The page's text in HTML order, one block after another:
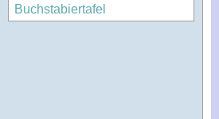
Buchstabiertafel